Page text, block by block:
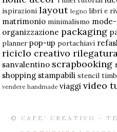
ispirazioni layout legno libri e
matrimonio minimalismo
organizzazione packaging
planner pop-up portachiavi
riciclo creativo
sanvalentino scrapbooking
shopping stampabili stencil
vendere handmade viaggi video
© CAFE' CREATIVO -